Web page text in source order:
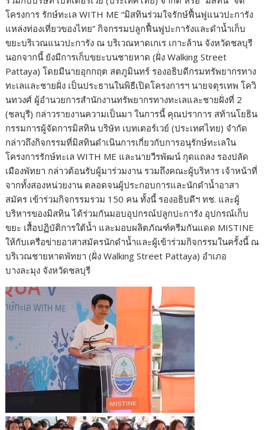
โครงการ รักษ์ทะเล WITH ME “มิสทินร่วมใจรักษ์ฟื้นฟูแนวปะการัง
แหล่งท่องเที่ยวของไทย” กิจกรรมปลูกฟื้นฟูปะการังและดำน้ำเก็บ
ขยะบริเวณแนวปะการัง ณ บริเวณหาดเกเร เกาะล้าน จังหวัดชลบุรี
นอกจากนี้ ยังมีการเก็บขยะบนชายหาด (ฝั่ง Walking Street
Pattaya) โดยมีนายอุกกฤต สตภูมินทร์ รองอธิบดีกรมทรัพยากรทาง
ทะเลและชายฝั่ง เป็นประธานในพิธีเปิดโครงการฯ นายจตุรเทพ โควิ
นทวงศ์ ผู้อำนวยการสำนักงานทรัพยากรทางทะเลและชายฝั่งที่ 2
(ชลบุรี) กล่าวรายงานความเป็นมา ในการนี้ คุณปราการ สท้านโยธิน
กรรมการผู้จัดการมิสทิน บริษัท เบทเตอร์เวย์ (ประเทศไทย) จำกัด
กล่าวถึงกิจกรรมที่มิสทินดำเนินการเกี่ยวกับการอนุรักษ์ทะเลใน
โครงการรักษ์ทะเล WITH ME และนายวีรพัฒน์ กุดแถลง รองปลัด
เมืองพัทยา กล่าวต้อนรับผู้มาร่วมงาน รวมถึงคณะผู้บริหาร เจ้าหน้าที่
จากทั้งสองหน่วยงาน ตลอดจนผู้ประกอบการและนักดำน้ำอาสา
สมัคร เข้าร่วมกิจกรรมรวม 150 คน ทั้งนี้ รองอธิบดีฯ ทช. และผู้
บริหารของมิสทิน ได้ร่วมกันมอบอุปกรณ์ปลูกปะการัง อุปกรณ์เก็บ
ขยะ เสื้อปฏิบัติการใต้น้ำ และมอบผลิตภัณฑ์ครีมกันแดด MISTINE
ให้กับเครือข่ายอาสาสมัครนักดำน้ำและผู้เข้าร่วมกิจกรรมในครั้งนี้ ณ
บริเวณชายหาดพัทยา (ฝั่ง Walking Street Pattaya) อำเภอ
บางละมุง จังหวัดชลบุรี